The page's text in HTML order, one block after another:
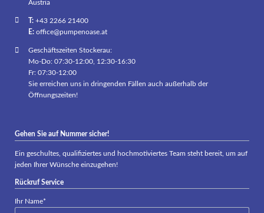
Austria
T:+43 2266 21400
E: office@pumpenoase.at
Geschäftszeiten Stockerau:
Mo-Do: 07:30-12:00, 12:30-16:30
Fr: 07:30-12:00
Sie erreichen uns in dringenden Fällen auch außerhalb der
Öffnungszeiten!
Gehen Sie auf Nummer sicher!
Ein geschultes, qualifiziertes und hochmotiviertes Team steht bereit, um auf
jeden Ihrer Wünsche einzugehen!
Rückruf Service
Pflichtfeld
Ihr Name*